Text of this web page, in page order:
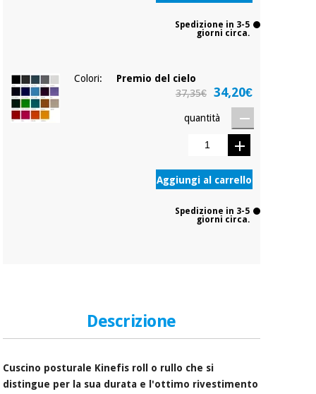
Spedizione in 3-5
giorni circa.
Colori:
Premio del cielo
37,35€
34,20€
quantità
Aggiungi al carrello
Spedizione in 3-5
giorni circa.
Descrizione
Cuscino posturale Kinefis roll o rullo che si
distingue per la sua durata e l'ottimo rivestimento